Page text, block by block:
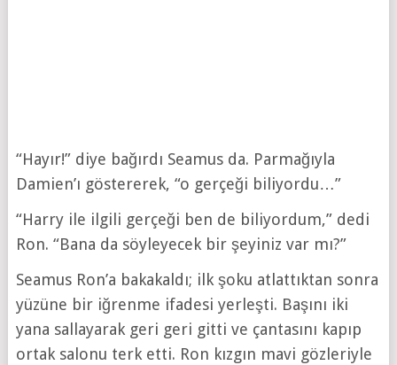
“Hayır!” diye bağırdı Seamus da. Parmağıyla
Damien’ı göstererek, “o gerçeği biliyordu…”
“Harry ile ilgili gerçeği ben de biliyordum,” dedi
Ron. “Bana da söyleyecek bir şeyiniz var mı?”
Seamus Ron’a bakakaldı; ilk şoku atlattıktan sonra
yüzüne bir iğrenme ifadesi yerleşti. Başını iki
yana sallayarak geri geri gitti ve çantasını kapıp
ortak salonu terk etti. Ron kızgın mavi gözleriyle